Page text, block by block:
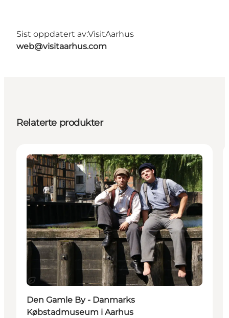
Sist oppdatert av:VisitAarhus
web@visitaarhus.com
Relaterte produkter
Bærekraftig
Attraktioner
Den Gamle By - Danmarks
Købstadmuseum i Aarhus